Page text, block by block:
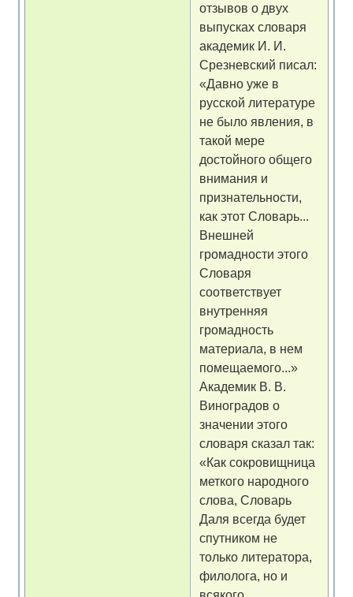
отзывов о двух
выпусках словаря
академик И. И.
Срезневский писал:
«Давно уже в
русской литературе
не было явления, в
такой мере
достойного общего
внимания и
признательности,
как этот Словарь...
Внешней
громадности этого
Словаря
соответствует
внутренняя
громадность
материала, в нем
помещаемого...»
Академик В. В.
Виноградов о
значении этого
словаря сказал так:
«Как сокровищница
меткого народного
слова, Словарь
Даля всегда будет
спутником не
только литератора,
филолога, но и